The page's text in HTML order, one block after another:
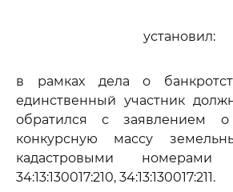
установил:
в рамках дела о
единственный участник
обратился с заявлением
конкурсную массу
кадастровыми номерами
34:13:130017:210, 34:13:130017:211.